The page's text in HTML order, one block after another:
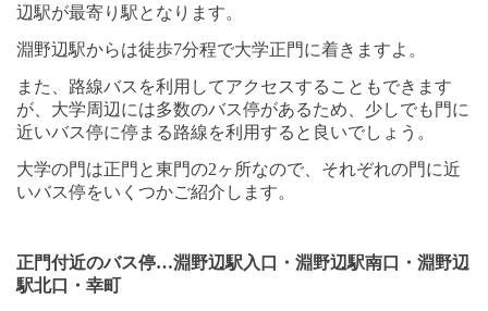
辺駅が最寄り駅となります。
淵野辺駅からは徒歩7分程で大学正門に着きますよ。
また、路線バスを利用してアクセスすることもできます
が、大学周辺には多数のバス停があるため、少しでも門に
近いバス停に停まる路線を利用すると良いでしょう。
大学の門は正門と東門の2ヶ所なので、それぞれの門に近
いバス停をいくつかご紹介します。
正門付近のバス停…淵野辺駅入口・淵野辺駅南口・淵野辺
駅北口・幸町